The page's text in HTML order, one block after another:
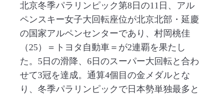
北京冬季パラリンピック第8日の11日、アル
ペンスキー女子大回転座位が北京北部・延慶
の国家アルペンセンターであり、村岡桃佳
（25）＝トヨタ自動車＝が2連覇を果たし
た。5日の滑降、6日のスーパー大回転と合わ
せて3冠を達成。通算4個目の金メダルとな
り、冬季パラリンピックで日本勢単独最多と